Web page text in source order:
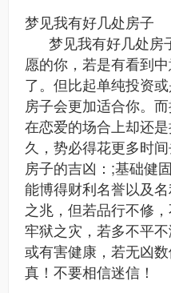
梦见我有好几处房子
梦见我有好几处房
愿的你，若是有看到
了。但比起单纯投资
房子会更加适合你。
在恋爱的场合上却还
久，势必得花更多时
房子的吉凶：;基础健
能博得财利名誉以及
之兆，但若品行不修
牢狱之灾，若多不平
或有害健康，若无凶
真！不要相信迷信！